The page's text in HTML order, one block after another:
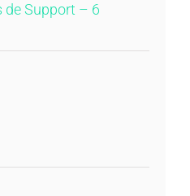
de Support – 6